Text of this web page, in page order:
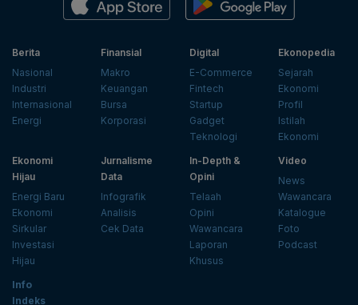
Berita
Nasional
Industri
Internasional
Energi
Finansial
Makro
Keuangan
Bursa
Korporasi
Digital
E-Commerce
Fintech
Startup
Gadget
Teknologi
Ekonopedia
Sejarah
Ekonomi
Profil
Istilah
Ekonomi
Ekonomi
Hijau
Energi Baru
Ekonomi
Sirkular
Investasi
Hijau
Jurnalisme
Data
Infografik
Analisis
Cek Data
In-Depth &
Opini
Telaah
Opini
Wawancara
Laporan
Khusus
Video
News
Wawancara
Katalogue
Foto
Podcast
Info
Indeks